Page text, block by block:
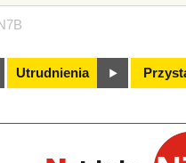
Utrudnienia